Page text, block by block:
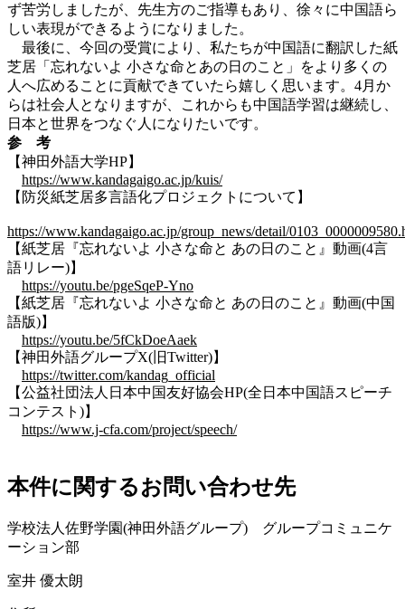
ず苦労しましたが、先生方のご指導もあり、徐々に中国語ら
しい表現ができるようになりました。
最後に、今回の受賞により、私たちが中国語に翻訳した紙
芝居「忘れないよ 小さな命とあの日のこと」をより多くの
人へ広めることに貢献できていたら嬉しく思います。4月か
らは社会人となりますが、これからも中国語学習は継続し、
日本と世界をつなぐ人になりたいです。
参 考
【神田外語大学HP】
https://www.kandagaigo.ac.jp/kuis/
【防災紙芝居多言語化プロジェクトについて】
https://www.kandagaigo.ac.jp/group_news/detail/
【紙芝居『忘れないよ 小さな命と あの日のこと』動画(4言
語リレー)】
https://youtu.be/pgeSqeP-Yno
【紙芝居『忘れないよ 小さな命と あの日のこと』動画(中国
語版)】
https://youtu.be/5fCkDoeAaek
【神田外語グループX(旧Twitter)】
https://twitter.com/kandag_official
【公益社団法人日本中国友好協会HP(全日本中国語スピーチ
コンテスト)】
https://www.j-cfa.com/project/speech/
本件に関するお問い合わせ先
学校法人佐野学園(神田外語グループ) グループコミュニケ
ーション部
室井 優太朗